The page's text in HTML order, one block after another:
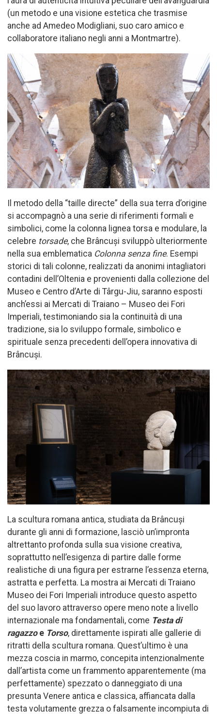
(un metodo e una visione estetica che trasmise
anche ad Amedeo Modigliani, suo caro amico e
collaboratore italiano negli anni a Montmartre).
Il metodo della “taille directe” della sua terra d’origine
si accompagnò a una serie di riferimenti formali e
simbolici, come la colonna lignea torsa e modulare, la
celebre torsade, che Brâncuși sviluppò ulteriormente
nella sua emblematica Colonna senza fine. Esempi
storici di tali colonne, realizzati da anonimi intagliatori
contadini dell’Oltenia e provenienti dalla collezione del
Museo e Centro d’Arte di Târgu-Jiu, saranno esposti
anch’essi ai Mercati di Traiano – Museo dei Fori
Imperiali, testimoniando sia la continuità di una
tradizione, sia lo sviluppo formale, simbolico e
spirituale senza precedenti dell’opera innovativa di
Brâncuși.
La scultura romana antica, studiata da Brâncuși
durante gli anni di formazione, lasciò un’impronta
altrettanto profonda sulla sua visione creativa,
soprattutto nell’esigenza di partire dalle forme
realistiche di una figura per estrarne l’essenza eterna,
astratta e perfetta. La mostra ai Mercati di Traiano
Museo dei Fori Imperiali introduce questo aspetto
del suo lavoro attraverso opere meno note a livello
internazionale ma fondamentali, come Testa di
ragazzoe Torso, direttamente ispirati alle gallerie di
ritratti della scultura romana. Quest’ultimo è una
mezza coscia in marmo, concepita intenzionalmente
dall’artista come un frammento apparentemente (ma
perfettamente) spezzato o danneggiato di una
presunta Venere antica e classica, affiancata dalla
testa volutamente grezza o falsamente incompiuta di